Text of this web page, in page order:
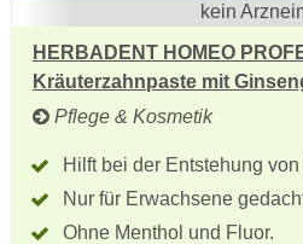
kein
HERBADENT HOMEO
Kräuterzahnpaste mit
Pflege & Kosmetik
Hilft bei der Entstehung
Nur für Erwachsene
Ohne Menthol und Fluor.